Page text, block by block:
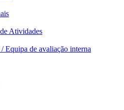
Atividades
Equipa de avaliação interna